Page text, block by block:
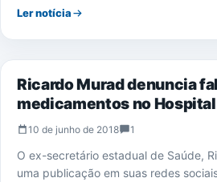
Ler notícia
SAÚDE
Ricardo Murad denuncia
medicamentos no
10 de junho de 2018 1
O ex-secretário estadual de Saúde,
uma publicação em suas redes